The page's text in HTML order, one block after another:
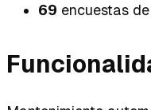
69 encuestas